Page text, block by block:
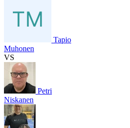
Tapio
Muhonen
VS
Petri
Niskanen